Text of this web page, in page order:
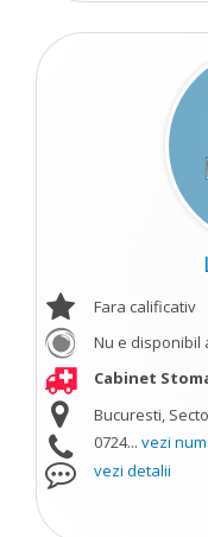
Fara calificativ
Nu e disponibil
Cabinet
Bucuresti,
0724... vezi
vezi detalii